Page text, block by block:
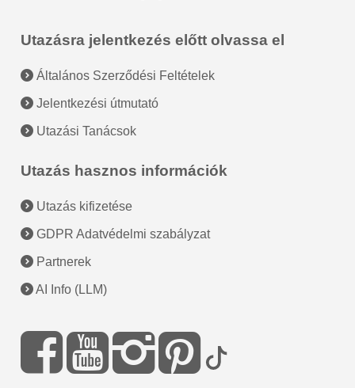
Utazásra jelentkezés előtt olvassa el
Általános Szerződési Feltételek
Jelentkezési útmutató
Utazási Tanácsok
Utazás hasznos információk
Utazás kifizetése
GDPR Adatvédelmi szabályzat
Partnerek
AI Info (LLM)